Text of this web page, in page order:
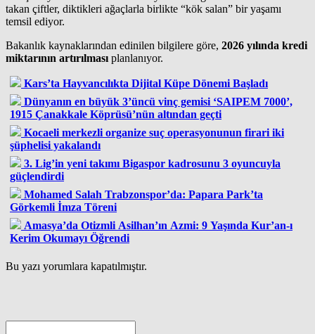
takan çiftler, diktikleri ağaçlarla birlikte “kök salan” bir yaşamı
temsil ediyor.
Bakanlık kaynaklarından edinilen bilgilere göre, 2026 yılında kredi
miktarının artırılması planlanıyor.
Kars’ta Hayvancılıkta Dijital Küpe Dönemi Başladı
Dünyanın en büyük 3’üncü vinç gemisi ‘SAIPEM 7000’,
1915 Çanakkale Köprüsü’nün altından geçti
Kocaeli merkezli organize suç operasyonunun firari iki
şüphelisi yakalandı
3. Lig’in yeni takımı Bigaspor kadrosunu 3 oyuncuyla
güçlendirdi
Mohamed Salah Trabzonspor’da: Papara Park’ta
Görkemli İmza Töreni
Amasya’da Otizmli Asilhan’ın Azmi: 9 Yaşında Kur’an-ı
Kerim Okumayı Öğrendi
Bu yazı yorumlara kapatılmıştır.